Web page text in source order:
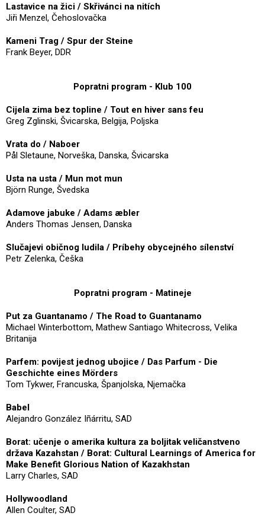
Lastavice na žici / Skřivánci na nitích
Jiři Menzel, Čehoslovačka
Kameni Trag / Spur der Steine
Frank Beyer, DDR
Popratni program - Klub 100
Cijela zima bez topline / Tout en hiver sans feu
Greg Zglinski, Švicarska, Belgija, Poljska
Vrata do / Naboer
Pål Sletaune, Norveška, Danska, Švicarska
Usta na usta / Mun mot mun
Björn Runge, Švedska
Adamove jabuke / Adams æbler
Anders Thomas Jensen, Danska
Slučajevi običnog ludila / Príbehy obycejného sílenství
Petr Zelenka, Češka
Popratni program - Matineje
Put za Guantanamo / The Road to Guantanamo
Michael Winterbottom, Mathew Santiago Whitecross, Velika
Britanija
Parfem: povijest jednog ubojice / Das Parfum - Die
Geschichte eines Mörders
Tom Tykwer, Francuska, Španjolska, Njemačka
Babel
Alejandro González Iñárritu, SAD
Borat: učenje o amerika kultura za boljitak veličanstveno
država Kazahstan / Borat: Cultural Learnings of America for
Make Benefit Glorious Nation of Kazakhstan
Larry Charles, SAD
Hollywoodland
Allen Coulter, SAD